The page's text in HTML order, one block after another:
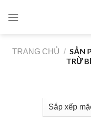
TRANG CHỦ / SẢN
TRỪ